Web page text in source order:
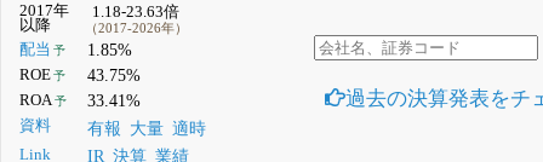
2017年
以降
1.18-23.63倍
（2017-2026年）
配当 予 1.85%
ROE予 43.75%
ROA予 33.41%
資料 有報 大量 適時
Link IR 決算 業績
無料
過去の決算発表をチ